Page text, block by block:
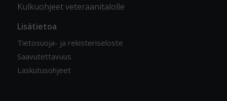
Kulkuohjeet veteraanitalolle
Lisätietoa
Tietosuoja- ja rekisteriseloste
Saavutettavuus
Laskutusohjeet